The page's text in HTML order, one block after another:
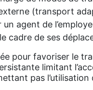
(transport
un agent de
cadre de ses
pour favoriser le
limitant
pas